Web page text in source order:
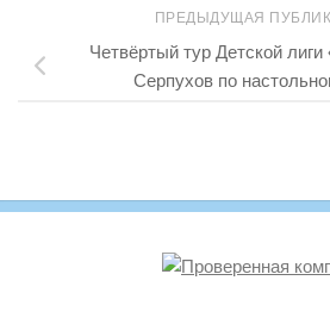
ПРЕДЫДУЩАЯ
Четвёртый тур Детской
Серпухов по